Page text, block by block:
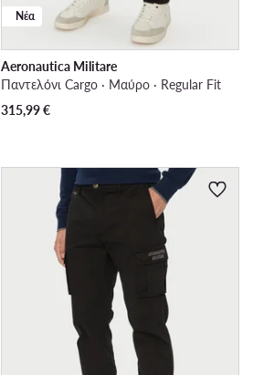
Νέα
Aeronautica Militare
Παντελόνι Cargo · Μαύρο · Regular Fit
315,99€